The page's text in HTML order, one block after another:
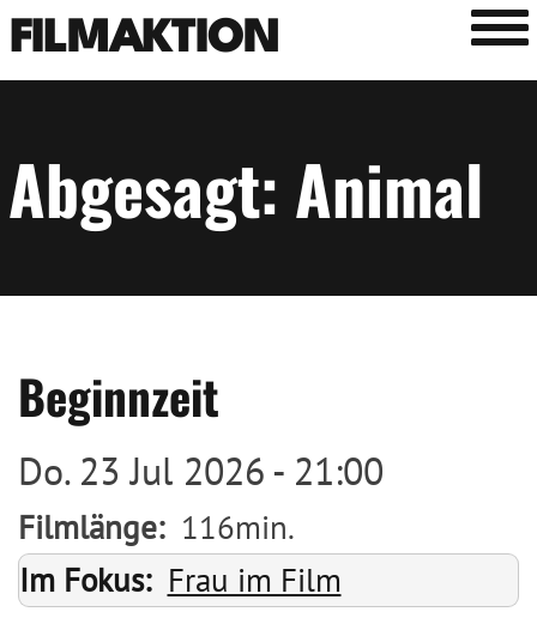
FILMAKTION
Abgesagt: Animal
Beginnzeit
Do. 23 Jul 2026 - 21:00
Filmlänge
116min.
Im Fokus
Frau im Film